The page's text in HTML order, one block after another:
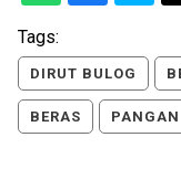
Tags:
DIRUT BULOG
BERAS PANGAN